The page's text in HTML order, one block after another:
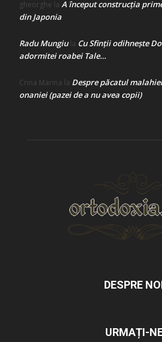
gheorghe la A început construcţia
din Japonia
Radu Mungiula Cu Sfinții odihnește
adormitei roabei Tale…
Crina Marina la Despre păcatul
onaniei (pazei de a nu avea copii)
DESPRE
URMAȚI-